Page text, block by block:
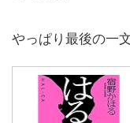
やっぱり最後の一